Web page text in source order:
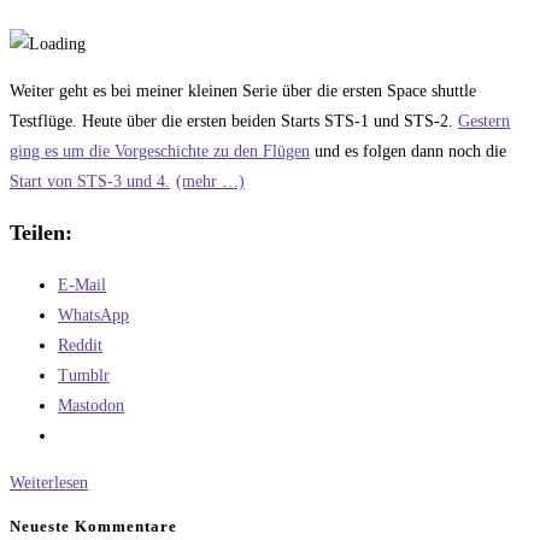
Weiter geht es bei meiner kleinen Serie über die ersten Space shuttle
Testflüge. Heute über die ersten beiden Starts STS-1 und STS-2. Gestern
ging es um die Vorgeschichte zu den Flügen und es folgen dann noch die
Start von STS-3 und 4. (mehr …)
Teilen:
E-Mail
WhatsApp
Reddit
Tumblr
Mastodon
Weiterlesen
Neueste Kommentare